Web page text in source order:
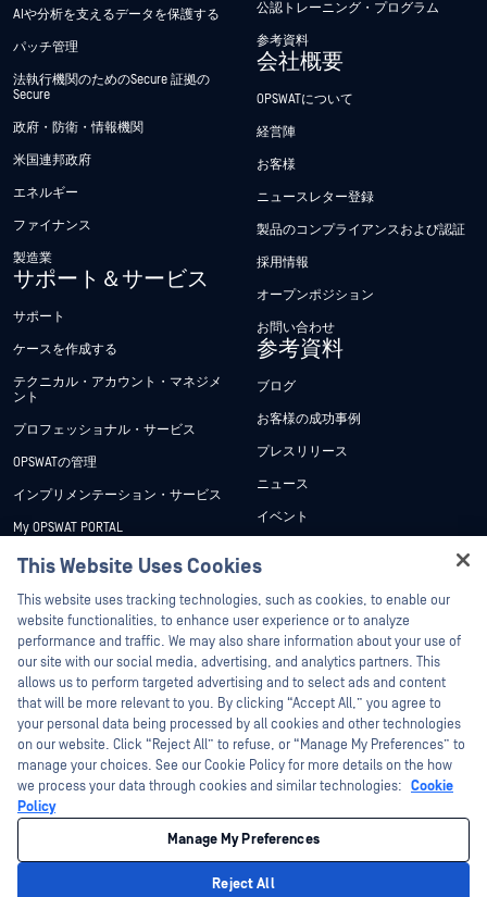
AIや分析を支えるデータを保護する
パッチ管理
法執行機関のためのSecure 証拠の
Secure
政府・防衛・情報機関
米国連邦政府
エネルギー
ファイナンス
製造業
サポート＆サービス
サポート
ケースを作成する
テクニカル・アカウント・マネジメ
ント
プロフェッショナル・サービス
OPSWATの管理
インプリメンテーション・サービス
My OPSWAT PORTAL
技術文書
トレーニング
脆弱性対策プログラム
パートナー
認証
テクノロジー・パートナー
OPSWAT チャネル パートナー
公認トレーニング・プログラム
参考資料
会社概要
OPSWATについて
経営陣
お客様
ニュースレター登録
製品のコンプライアンスおよび認証
採用情報
オープンポジション
お問い合わせ
参考資料
ブログ
お客様の成功事例
プレスリリース
ニュース
イベント
ホワイトペーパー
無料ツール
©2026OPSWAT . All rights reserved.OPSWAT、MetaDefender、Metascan、
MetaAccess、OPSWAT 、Trust no File. Trust No Device.、OPSWAT 、Protecting the
World's Critical Infrastructure、Deep CDR™ Technology、InQuest、InQuestロゴ、
DFI、RetroHunt、Deep File Inspection、およびJoin the Huntは、OPSWAT の商標
です。第三者の商標は、それぞれの所有者の財産です。
プライバシーポリシー クッキー設定
This Website Uses Cookies
This website uses tracking technologies, such as cookies, to enable our
website functionalities, to enhance user experience or to analyze
performance and traffic. We may also share information about your use of
our site with our social media, advertising, and analytics partners. This
allows us to perform targeted advertising and to select ads and content
that will be more relevant to you. By clicking “Accept All,” you agree to
your personal data being processed by all cookies and other technologies
on our website. Click “Reject All” to refuse, or “Manage My Preferences” to
manage your choices. See our Cookie Policy for more details on the how
we process your data through cookies and similar technologies: Cookie
Policy
Manage My Preferences
Reject All
Hey there!
I'm Ozzy, your OPSWAT virtual assistant.
How can I help you secure what's critical
today?